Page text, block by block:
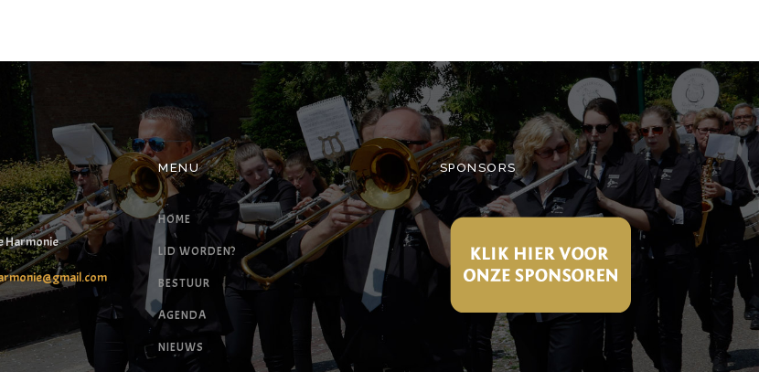
Harmonie
MENU
HOME
LID WORDEN?
BESTUUR
AGENDA
NIEUWS
SPONSORS